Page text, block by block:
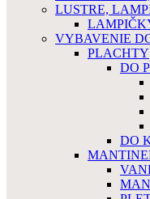
LUSTRE,
VYBAVENIE
PLACHTY
DO
DO